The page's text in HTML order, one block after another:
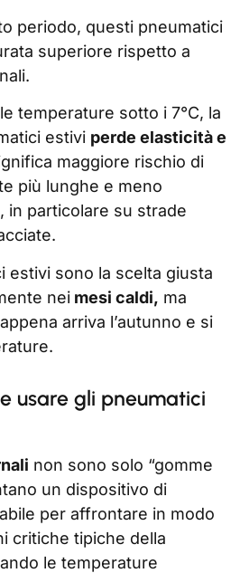
periodo, questi pneumatici
superiore rispetto a
temperature sotto i 7°C, la
estivi perde elasticità e
maggiore rischio di
più lunghe e meno
in particolare su strade
estivi sono la scelta giusta
nei mesi caldi, ma
arriva l’autunno e si
usare gli pneumatici
non sono solo “gomme
un dispositivo di
per affrontare in modo
critiche tipiche della
le temperature